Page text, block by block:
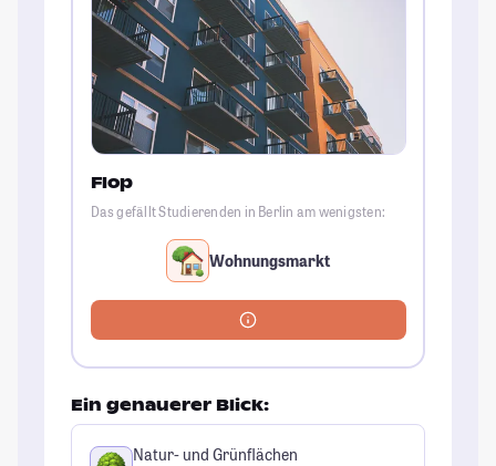
Flop
Das gefällt Studierenden in Berlin am wenigsten:
Wohnungsmarkt
Ein genauerer Blick:
Natur- und Grünflächen